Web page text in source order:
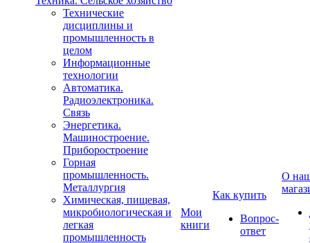
Технические
дисциплины и
промышленность в
целом
Информационные
технологии
Автоматика.
Радиоэлектроника.
Связь
Энергетика.
Машиностроение.
Приборостроение
Горная
промышленность.
Металлургия
Химическая, пищевая,
микробиологическая и
легкая
промышленность
Мои
книги
Как купить
Вопрос-
ответ
О